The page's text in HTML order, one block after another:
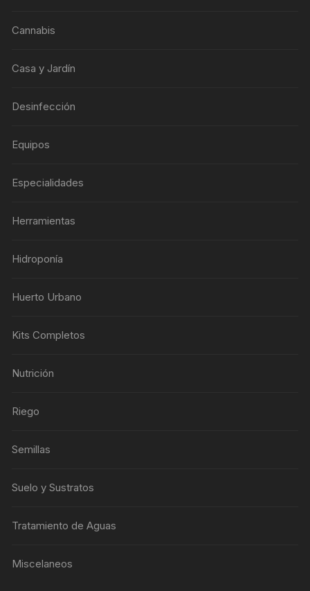
Cannabis
Casa y Jardín
Desinfección
Equipos
Especialidades
Herramientas
Hidroponía
Huerto Urbano
Kits Completos
Nutrición
Riego
Semillas
Suelo y Sustratos
Tratamiento de Aguas
Miscelaneos